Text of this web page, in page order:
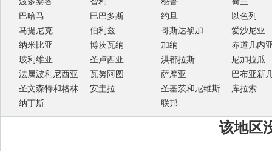
巴哈马
巴巴多斯 约旦
以色列
马提尼克
伯利兹 哥斯达黎加
爱沙尼亚
纳米比亚
博茨瓦纳 加纳
赤道几内
玻利维亚
圣卢西亚 洪都拉斯
尼加拉瓜
法属波利尼西亚
瓦努阿图 萨摩亚
巴布亚新
圣文森特和格林
纳丁斯
安圭拉
圣基茨和尼维斯
联邦
库拉索
该地区